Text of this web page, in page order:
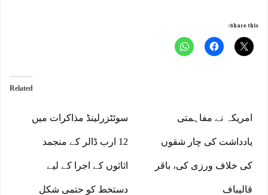
Share this:
Related
سوئٹزرلینڈ مذاکرات میں
12 ارب ڈالر کے منجمد
اثاثوں کے اجرا کے لیے
دستخط کو حتمی شکل
امریکہ نے مفاہمتی
یادداشت کی چار شقوں
کی خلاف ورزی کی، باقر
قالیباف